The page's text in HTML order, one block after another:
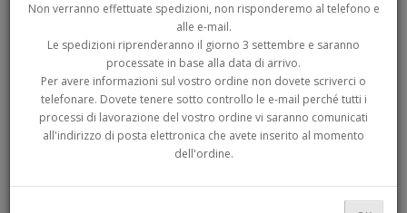
Ti auguriamo una buona navigazione e per qualsiasi dubbio ti invitiamo
a consultare la pagina "Informazioni" nell'area nera a fondo pagina.
Non verranno effettuate spedizioni, non risponderemo al telefono e
alle e-mail.
Le spedizioni riprenderanno il giorno 3 settembre e saranno
processate in base alla data di arrivo.
Per avere informazioni sul vostro ordine non dovete scriverci o
telefonare. Dovete tenere sotto controllo le e-mail perché tutti i
processi di lavorazione del vostro ordine vi saranno comunicati
all'indirizzo di posta elettronica che avete inserito al momento
dell'ordine.